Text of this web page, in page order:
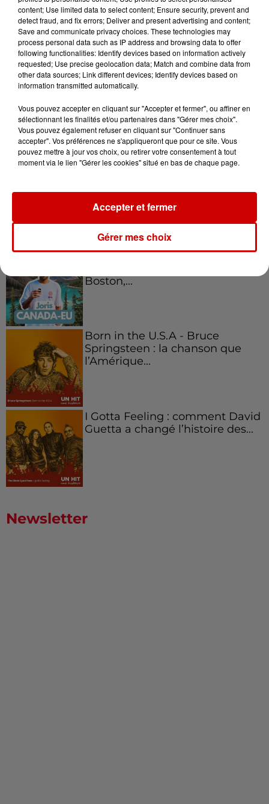
Destination Vacances : inscrivez-
vous !
Podcasts Voir plus
l'entrepreneuriat féminin
Aménager un school bus au
Boston,...
Born in the U.S.A - Bruce
Springsteen : la chanson que
l’Amérique...
I Gotta Feeling : comment David
Guetta a changé l’histoire des...
Newsletter
content; Use limited data to select content; Ensure security, prevent and
detect fraud, and fix errors; Deliver and present advertising and content;
Save and communicate privacy choices. These technologies may
process personal data such as IP address and browsing data to offer
following functionalities: Identify devices based on information actively
requested; Use precise geolocation data; Match and combine data from
other data sources; Link different devices; Identify devices based on
information transmitted automatically.
Vous pouvez accepter en cliquant sur "Accepter et fermer", ou affiner en
sélectionnant les finalités et/ou partenaires dans "Gérer mes choix".
Vous pouvez également refuser en cliquant sur "Continuer sans
accepter". Vos préférences ne s'appliqueront que pour ce site. Vous
pouvez mettre à jour vos choix, ou retirer votre consentement à tout
moment via le lien "Gérer les cookies" situé en bas de chaque page.
Gérer mes choix
Accepter et fermer